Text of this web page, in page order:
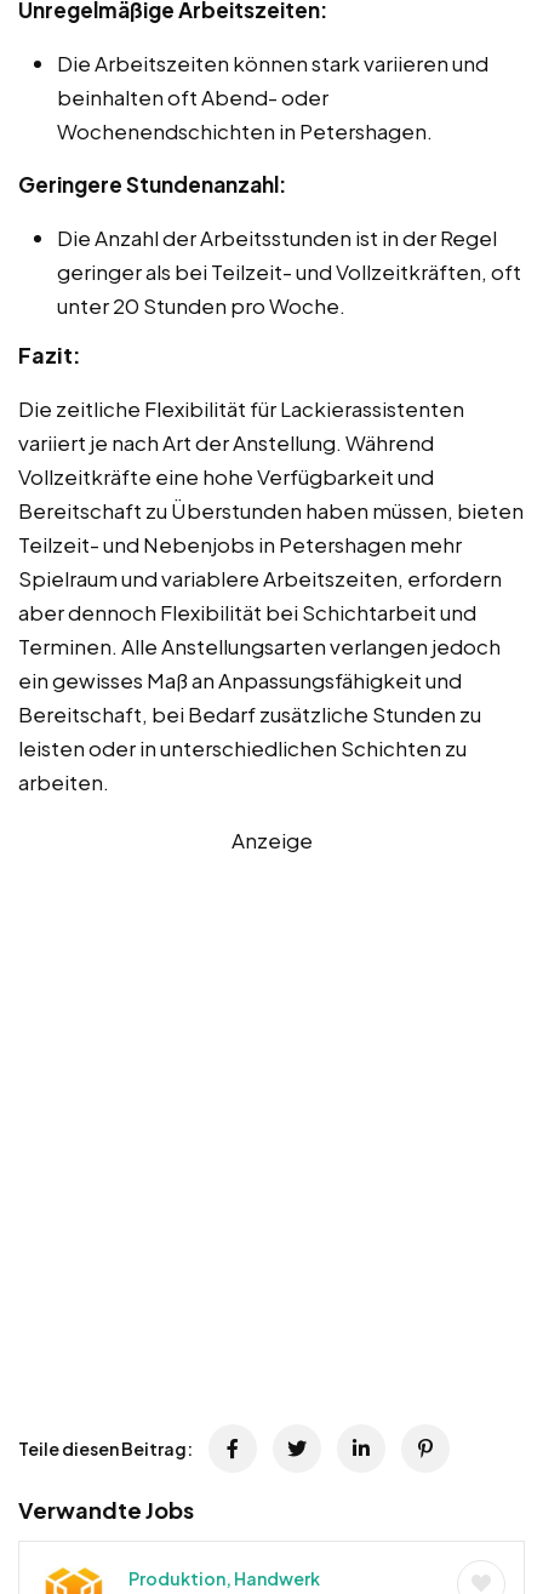
Unregelmäßige Arbeitszeiten:
Die Arbeitszeiten können stark variieren und
beinhalten oft Abend- oder
Wochenendschichten in Petershagen.
Geringere Stundenanzahl:
Die Anzahl der Arbeitsstunden ist in der Regel
geringer als bei Teilzeit- und Vollzeitkräften, oft
unter 20 Stunden pro Woche.
Fazit:
Die zeitliche Flexibilität für Lackierassistenten
variiert je nach Art der Anstellung. Während
Vollzeitkräfte eine hohe Verfügbarkeit und
Bereitschaft zu Überstunden haben müssen, bieten
Teilzeit- und Nebenjobs in Petershagen mehr
Spielraum und variablere Arbeitszeiten, erfordern
aber dennoch Flexibilität bei Schichtarbeit und
Terminen. Alle Anstellungsarten verlangen jedoch
ein gewisses Maß an Anpassungsfähigkeit und
Bereitschaft, bei Bedarf zusätzliche Stunden zu
leisten oder in unterschiedlichen Schichten zu
arbeiten.
Anzeige
Teile diesen Beitrag:
Verwandte Jobs
Produktion, Handwerk